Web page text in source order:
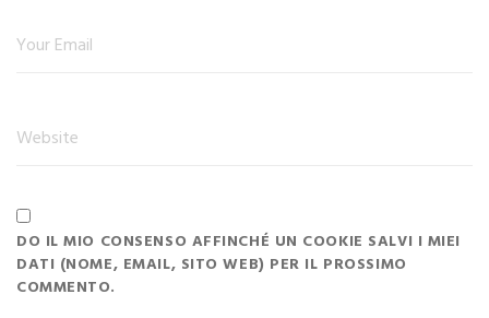
DO IL MIO CONSENSO AFFINCHÉ UN COOKIE SALVI I MIEI
DATI (NOME, EMAIL, SITO WEB) PER IL PROSSIMO
COMMENTO.